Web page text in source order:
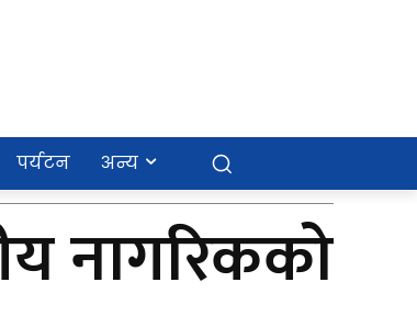
पर्यटन अन्य
नागरिकको